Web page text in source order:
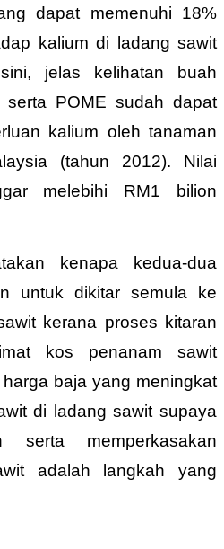
dapat memenuhi 18%
kalium di ladang sawit
jelas kelihatan buah
POME sudah dapat
kalium oleh tanaman
(tahun 2012). Nilai
melebihi RM1 bilion
kenapa kedua-dua
untuk dikitar semula ke
kerana proses kitaran
kos penanam sawit
baja yang meningkat
di ladang sawit supaya
serta memperkasakan
adalah langkah yang